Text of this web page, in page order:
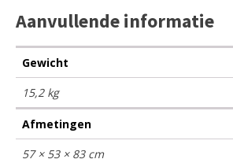
Aanvullende informatie
Gewicht
15,2 kg
Afmetingen
57 × 53 × 83 cm